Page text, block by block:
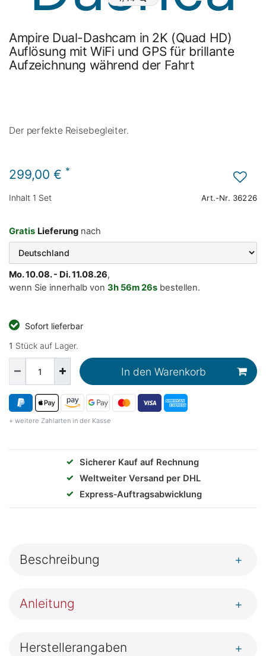
Ampire Dual-Dashcam in 2K (Quad HD)
Auflösung mit WiFi und GPS für brillante
Aufzeichnung während der Fahrt
Der perfekte Reisebegleiter.
299,00 € *
Inhalt 1 Set Art.-Nr. 36226
Gratis Lieferung nach
Mo. 10.08. - Di. 11.08.26,
wenn Sie innerhalb von 3h 56m26s bestellen.
Sofort lieferbar
1 Stück auf Lager.
In den Warenkorb
+ weitere Zahlarten in der Kasse
✓
Sicherer Kauf auf Rechnung
✓
Weltweiter Versand per DHL
✓
Express‑Auftragsabwicklung
Beschreibung +
Anleitung +
Herstellerangaben +